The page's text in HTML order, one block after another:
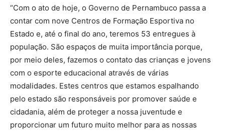
“Com o ato de hoje, o Governo de Pernambuco passa a
contar com nove Centros de Formação Esportiva no
Estado e, até o final do ano, teremos 53 entregues à
população. São espaços de muita importância porque,
por meio deles, fazemos o contato das crianças e jovens
com o esporte educacional através de várias
modalidades. Estes centros que estamos espalhando
pelo estado são responsáveis por promover saúde e
cidadania, além de proteger a nossa juventude e
proporcionar um futuro muito melhor para as nossas